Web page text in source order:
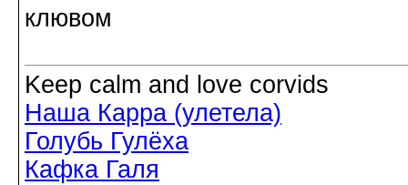
клювом
Keep calm and love corvids
Наша Карра (улетела)
Голубь Гулёха
Кафка Галя